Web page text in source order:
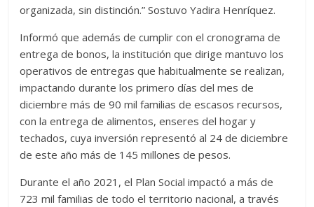
organizada, sin distinción.” Sostuvo Yadira Henríquez.
Informó que además de cumplir con el cronograma de
entrega de bonos, la institución que dirige mantuvo los
operativos de entregas que habitualmente se realizan,
impactando durante los primero días del mes de
diciembre más de 90 mil familias de escasos recursos,
con la entrega de alimentos, enseres del hogar y
techados, cuya inversión representó al 24 de diciembre
de este año más de 145 millones de pesos.
Durante el año 2021, el Plan Social impactó a más de
723 mil familias de todo el territorio nacional, a través